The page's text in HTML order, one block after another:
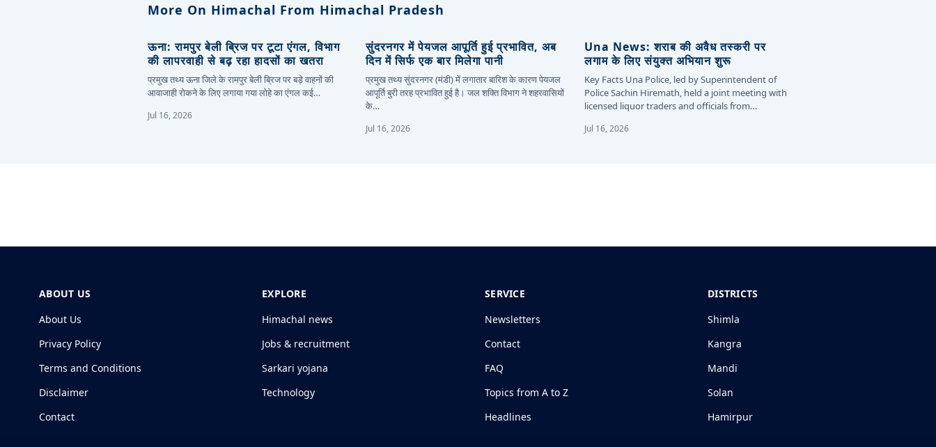
More On Himachal From Himachal Pradesh
ऊना: रामपुर बेली ब्रिज पर टूटा एंगल, विभाग
की लापरवाही से बढ़ रहा हादसों का खतरा
प्रमुख तथ्य ऊना जिले के रामपुर बेली ब्रिज पर बड़े वाहनों की
आवाजाही रोकने के लिए लगाया गया लोहे का एंगल कई…
Jul 16, 2026
सुंदरनगर में पेयजल आपूर्ति हुई प्रभावित, अब
दिन में सिर्फ एक बार मिलेगा पानी
प्रमुख तथ्य सुंदरनगर (मंडी) में लगातार बारिश के कारण पेयजल
आपूर्ति बुरी तरह प्रभावित हुई है। जल शक्ति विभाग ने शहरवासियों
के…
Jul 16, 2026
Una News: शराब की अवैध तस्करी पर
लगाम के लिए संयुक्त अभियान शुरू
Key Facts Una Police, led by Superintendent of
Police Sachin Hiremath, held a joint meeting with
licensed liquor traders and officials from…
Jul 16, 2026
ABOUT US
About Us
Privacy Policy
Terms and Conditions
Disclaimer
Contact
EXPLORE
Himachal news
Jobs & recruitment
Sarkari yojana
Technology
SERVICE
Newsletters
Contact
FAQ
Topics from A to Z
Headlines
DISTRICTS
Shimla
Kangra
Mandi
Solan
Hamirpur